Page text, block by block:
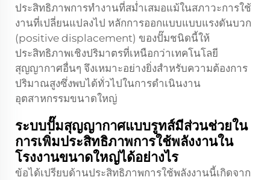
ประสิทธิภาพการทำงานที่สม่ำเสมอแม้ในสภาวะการใช้
งานที่เปลี่ยนแปลงไป หลักการออกแบบแบบแรงดันบวก
(positive displacement) ของปั๊มชนิดนี้ให้
ประสิทธิภาพเชิงปริมาตรที่เหนือกว่าเทคโนโลยี
สุญญากาศอื่นๆ จึงเหมาะอย่างยิ่งสำหรับความต้องการ
ปริมาณสูงซึ่งพบได้ทั่วไปในการดำเนินงาน
อุตสาหกรรมขนาดใหญ่
ระบบปั๊มสุญญากาศแบบรูทส์มีส่วนช่วยใน
การเพิ่มประสิทธิภาพการใช้พลังงานใน
โรงงานขนาดใหญ่ได้อย่างไร
ข้อได้เปรียบด้านประสิทธิภาพการใช้พลังงานนี้เกิดจาก